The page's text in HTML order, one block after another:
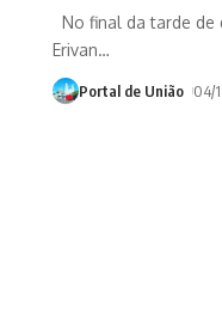
No final da tarde de
Erivan…
Portal de União 04/